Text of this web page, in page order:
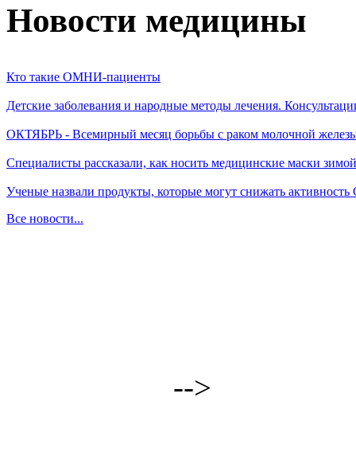
Новости медицины
Кто такие ОМНИ-пациенты
Детские заболевания и народные методы лечения.
ОКТЯБРЬ - Всемирный месяц борьбы с раком молочной
Специалисты рассказали, как носить медицинские маски зимой
Ученые назвали продукты, которые могут снижать
Все новости...
-->